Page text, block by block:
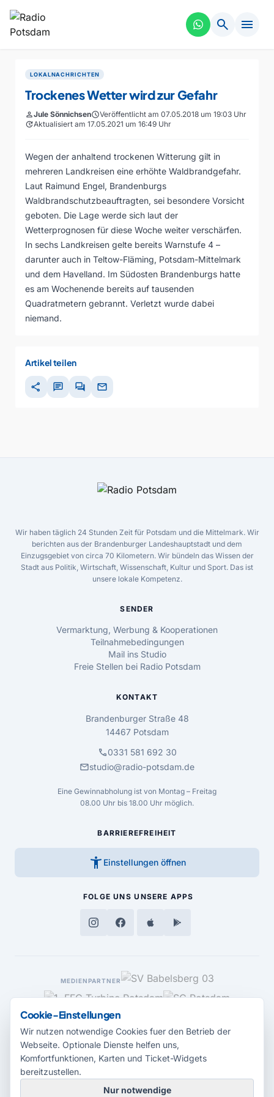
search menu
LOKALNACHRICHTEN
Trockenes Wetter wird zur Gefahr
personJule SönnichsenscheduleVeröffentlicht am 07.05.2018 um 19:03 Uhr
updateAktualisiert am 17.05.2021 um 16:49 Uhr
Wegen der anhaltend trockenen Witterung gilt in
mehreren Landkreisen eine erhöhte Waldbrandgefahr.
Laut Raimund Engel, Brandenburgs
Waldbrandschutzbeauftragten, sei besondere Vorsicht
geboten. Die Lage werde sich laut der
Wetterprognosen für diese Woche weiter verschärfen.
In sechs Landkreisen gelte bereits Warnstufe 4 –
darunter auch in Teltow-Fläming, Potsdam-Mittelmark
und dem Havelland. Im Südosten Brandenburgs hatte
es am Wochenende bereits auf tausenden
Quadratmetern gebrannt. Verletzt wurde dabei
niemand.
Artikel teilen
share chat forum mail
Wir haben täglich 24 Stunden Zeit für Potsdam und die Mittelmark. Wir
berichten aus der Brandenburger Landeshauptstadt und dem
Einzugsgebiet von circa 70 Kilometern. Wir bündeln das Wissen der
Stadt aus Politik, Wirtschaft, Wissenschaft, Kultur und Sport. Das ist
unsere lokale Kompetenz.
SENDER
Vermarktung, Werbung & Kooperationen
Teilnahmebedingungen
Mail ins Studio
Freie Stellen bei Radio Potsdam
KONTAKT
Brandenburger Straße 48
14467 Potsdam
call0331 581 692 30
mailstudio@radio-potsdam.de
Eine Gewinnabholung ist von Montag – Freitag
08.00 Uhr bis 18.00 Uhr möglich.
BARRIEREFREIHEIT
accessibility_new Einstellungen öffnen
FOLGE UNS UNSERE APPS
MEDIENPARTNER
Cookie-Einstellungen
Wir nutzen notwendige Cookies fuer den Betrieb der
Webseite. Optionale Dienste helfen uns,
Komfortfunktionen, Karten und Ticket-Widgets
bereitzustellen.
Nur notwendige